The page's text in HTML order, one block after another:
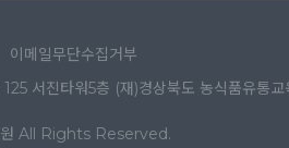
이메일무단수집거부
서진타워5층 (재)경상북도 농식품유통
All Rights Reserved.